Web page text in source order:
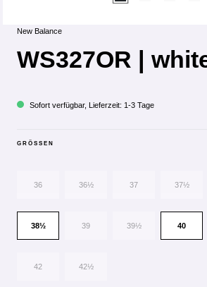
New Balance
WS327OR |
Sofort verfügbar, Lieferzeit: 1-3 Tage
GRÖSSEN
36 36½ 37 37½
38½ 39 39½ 40
42 42½